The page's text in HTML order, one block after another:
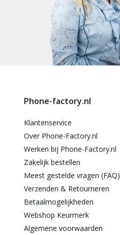
Phone-factory.nl
Klantenservice
Over Phone-Factory.nl
Werken bij Phone-Factory.nl
Zakelijk bestellen
Meest gestelde vragen (FAQ)
Verzenden & Retourneren
Betaalmogelijkheden
Webshop Keurmerk
Algemene voorwaarden